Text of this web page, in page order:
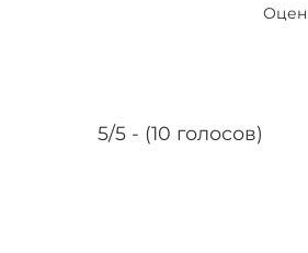
5/5 - (10 голосов)